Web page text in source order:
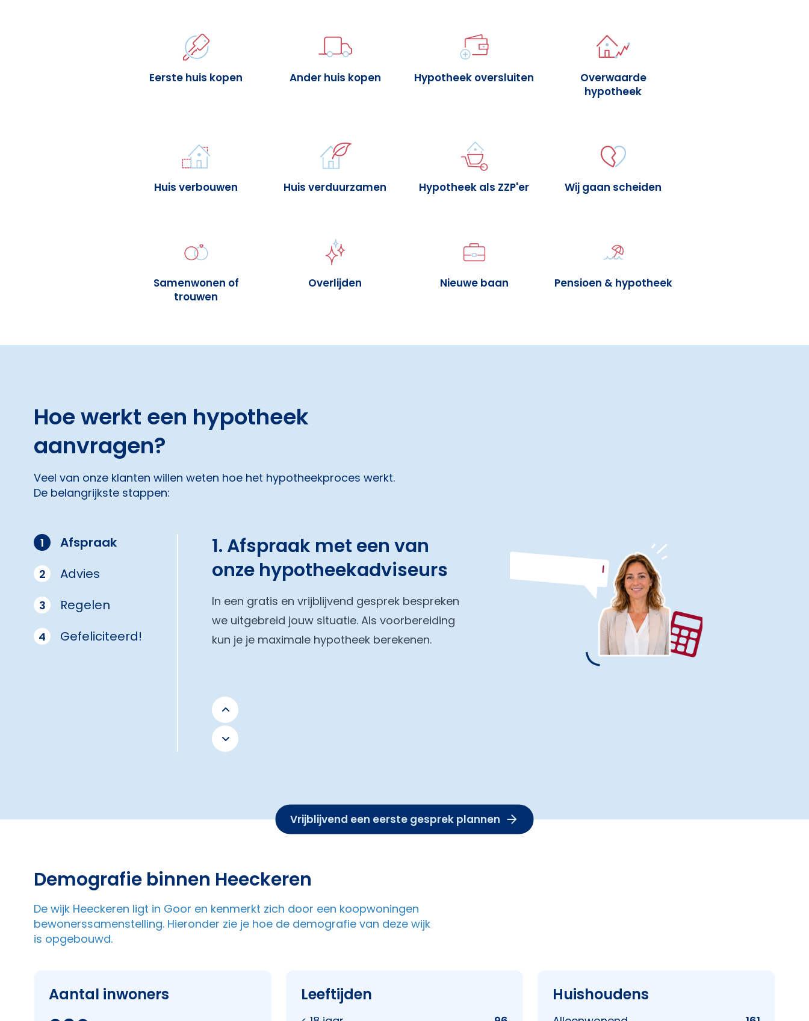
Eerste huis kopen Ander huis kopen Hypotheek oversluiten
Overwaarde
hypotheek
Huis verbouwen Huis verduurzamen Hypotheek als ZZP'er Wij gaan scheiden
Samenwonen of
trouwen
Overlijden Nieuwe baan Pensioen & hypotheek
Hoe werkt een hypotheek
aanvragen?
Veel van onze klanten willen weten hoe het hypotheekproces werkt.
De belangrijkste stappen:
1 Afspraak
2 Advies
3 Regelen
4 Gefeliciteerd!
1. Afspraak met een van
onze hypotheekadviseurs
In een gratis en vrijblijvend gesprek bespreken
we uitgebreid jouw situatie. Als voorbereiding
kun je je maximale hypotheek berekenen.
Vrijblijvend een eerste gesprek plannen
Demografie binnen Heeckeren
De wijk Heeckeren ligt in Goor en kenmerkt zich door een koopwoningen
bewonerssamenstelling. Hieronder zie je hoe de demografie van deze wijk
is opgebouwd.
Aantal inwoners Leeftijden Huishoudens